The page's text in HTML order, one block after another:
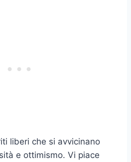
liberi che si avvicinano
e ottimismo. Vi piace